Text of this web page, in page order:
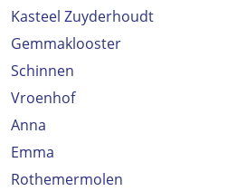
Kasteel Zuyderhoudt
Gemmaklooster
Schinnen
Vroenhof
Anna
Emma
Rothemermolen